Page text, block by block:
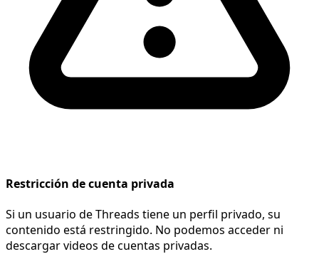
Restricción de cuenta privada
Si un usuario de Threads tiene un perfil privado, su
contenido está restringido. No podemos acceder ni
descargar videos de cuentas privadas.